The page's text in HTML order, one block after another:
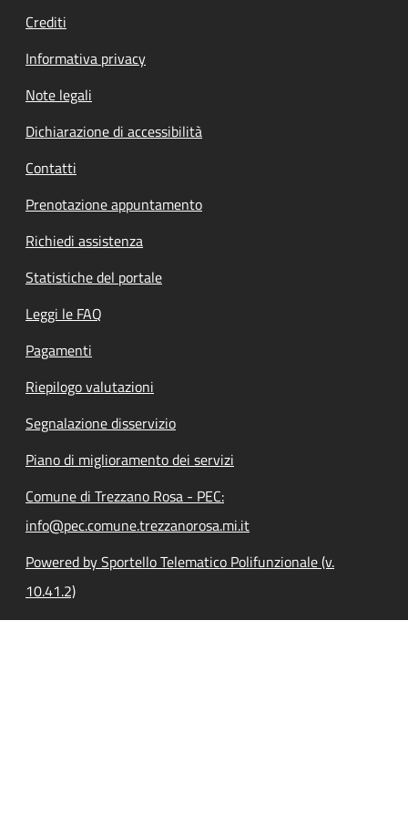
Crediti
Informativa privacy
Note legali
Dichiarazione di accessibilità
Contatti
Prenotazione appuntamento
Richiedi assistenza
Statistiche del portale
Leggi le FAQ
Pagamenti
Riepilogo valutazioni
Segnalazione disservizio
Piano di miglioramento dei servizi
Comune di Trezzano Rosa - PEC:
info@pec.comune.trezzanorosa.mi.it
Powered by Sportello Telematico Polifunzionale (v.
10.41.2)